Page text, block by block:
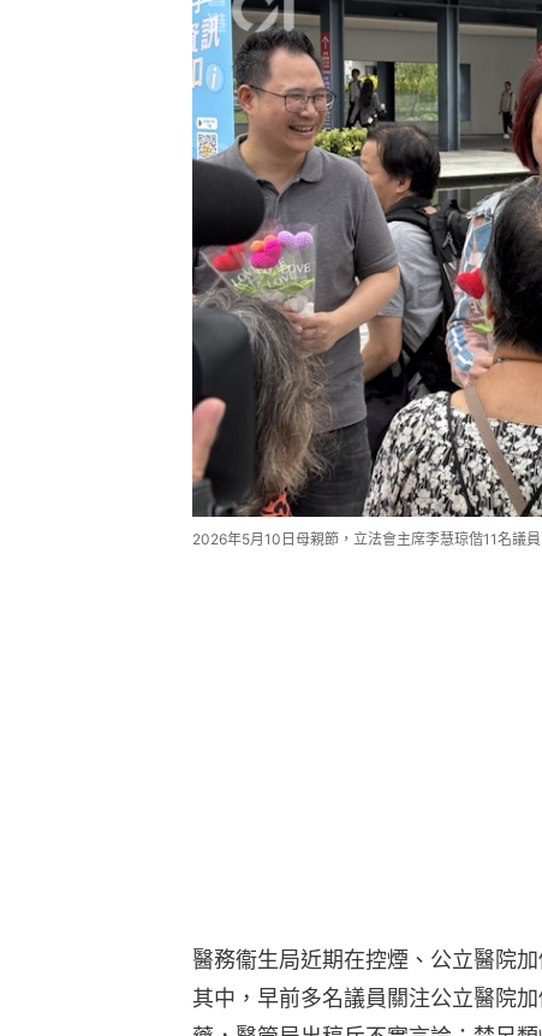
2026年5月10日母親節，立法會主席李慧琼偕11名議
醫務衞生局近期在控煙、公立醫院
其中，早前多名議員關注公立醫院